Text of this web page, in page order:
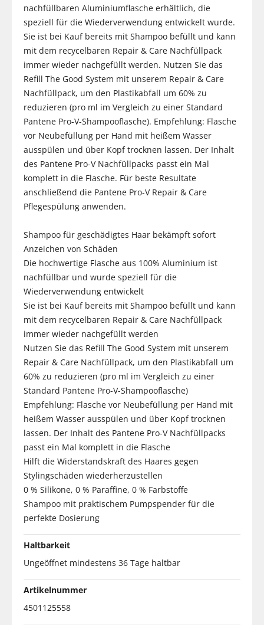
nachfüllbaren Aluminiumflasche erhältlich, die
speziell für die Wiederverwendung entwickelt wurde.
Sie ist bei Kauf bereits mit Shampoo befüllt und kann
mit dem recycelbaren Repair & Care Nachfüllpack
immer wieder nachgefüllt werden. Nutzen Sie das
Refill The Good System mit unserem Repair & Care
Nachfüllpack, um den Plastikabfall um 60% zu
reduzieren (pro ml im Vergleich zu einer Standard
Pantene Pro-V-Shampooflasche). Empfehlung: Flasche
vor Neubefüllung per Hand mit heißem Wasser
ausspülen und über Kopf trocknen lassen. Der Inhalt
des Pantene Pro-V Nachfüllpacks passt ein Mal
komplett in die Flasche. Für beste Resultate
anschließend die Pantene Pro-V Repair & Care
Pflegespülung anwenden.
Shampoo für geschädigtes Haar bekämpft sofort
Anzeichen von Schäden
Die hochwertige Flasche aus 100% Aluminium ist
nachfüllbar und wurde speziell für die
Wiederverwendung entwickelt
Sie ist bei Kauf bereits mit Shampoo befüllt und kann
mit dem recycelbaren Repair & Care Nachfüllpack
immer wieder nachgefüllt werden
Nutzen Sie das Refill The Good System mit unserem
Repair & Care Nachfüllpack, um den Plastikabfall um
60% zu reduzieren (pro ml im Vergleich zu einer
Standard Pantene Pro-V-Shampooflasche)
Empfehlung: Flasche vor Neubefüllung per Hand mit
heißem Wasser ausspülen und über Kopf trocknen
lassen. Der Inhalt des Pantene Pro-V Nachfüllpacks
passt ein Mal komplett in die Flasche
Hilft die Widerstandskraft des Haares gegen
Stylingschäden wiederherzustellen
0 % Silikone, 0 % Paraffine, 0 % Farbstoffe
Shampoo mit praktischem Pumpspender für die
perfekte Dosierung
Haltbarkeit
Ungeöffnet mindestens 36 Tage haltbar
Artikelnummer
4501125558